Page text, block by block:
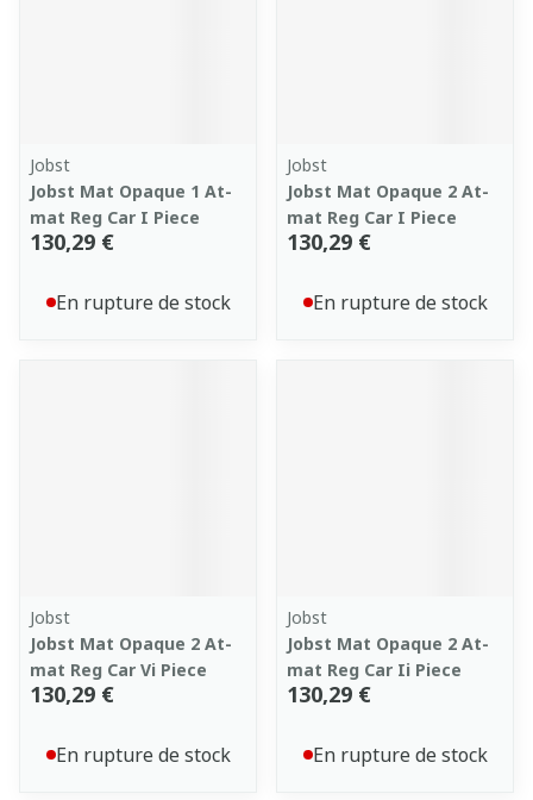
Jobst
Jobst Mat Opaque 1 At-
mat Reg Car I Piece
130,29 €
En rupture de stock
Jobst
Jobst Mat Opaque 2 At-
mat Reg Car I Piece
130,29 €
En rupture de stock
Jobst
Jobst Mat Opaque 2 At-
mat Reg Car Vi Piece
130,29 €
En rupture de stock
Jobst
Jobst Mat Opaque 2 At-
mat Reg Car Ii Piece
130,29 €
En rupture de stock